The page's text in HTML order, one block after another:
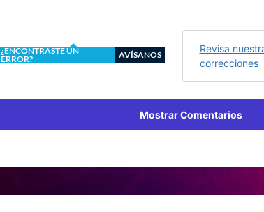
¿ENCONTRASTE UN
ERROR?
AVÍSANOS
Revisa
correcciones
Mostrar Comentarios